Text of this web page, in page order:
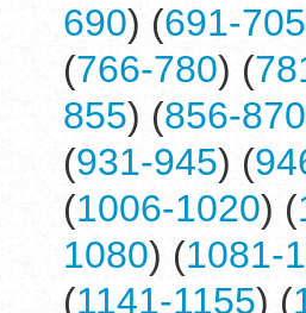
690) (691-705
(766-780) (
855) (856-870
(931-945) (
(1006-1020) (
1080) (1081-
(1141-1155) (